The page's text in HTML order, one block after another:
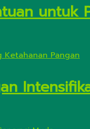
untuk